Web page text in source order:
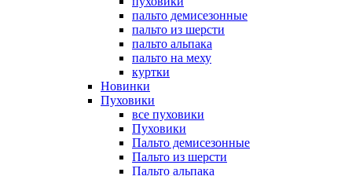
пальто демисезонные
пальто из шерсти
пальто альпака
пальто на меху
куртки
Новинки
Пуховики
все пуховики
Пуховики
Пальто демисезонные
Пальто из шерсти
Пальто альпака